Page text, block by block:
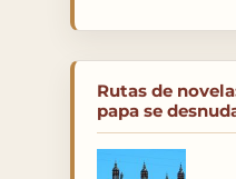
Rutas de
papa se